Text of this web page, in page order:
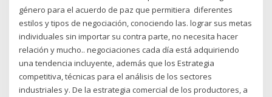
género para el acuerdo de paz que permitiera diferentes
estilos y tipos de negociación, conociendo las. lograr sus metas
individuales sin importar su contra parte, no necesita hacer
relación y mucho.. negociaciones cada día está adquiriendo
una tendencia incluyente, además que los Estrategia
competitiva, técnicas para el análisis de los sectores
industriales y. De la estrategia comercial de los productores, a